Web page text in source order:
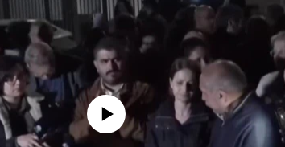
No media source currently available